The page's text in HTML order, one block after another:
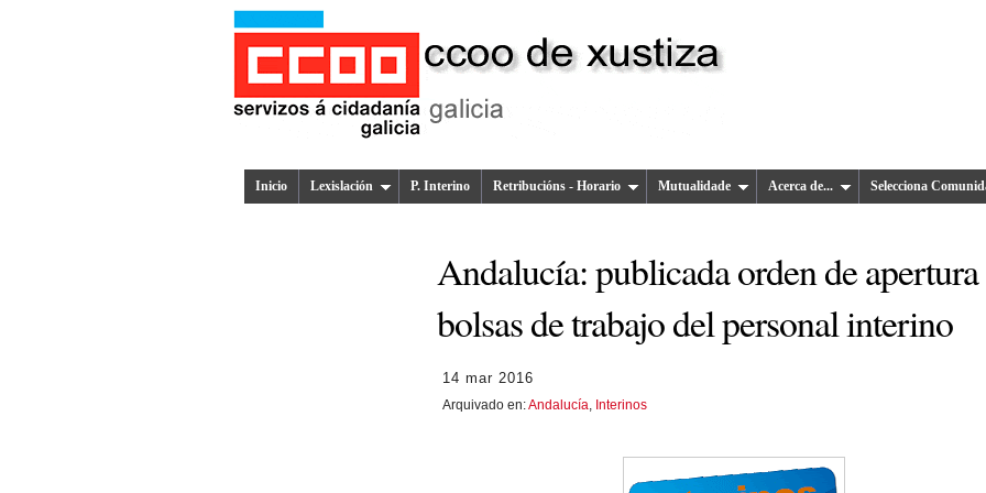
Inicio Lexislación P. Interino Retribucións - Horario Mutualidade Acerca de... Selecciona
Andalucía: publicada orden de apertura
bolsas de trabajo del personal interino
14 mar 2016
Arquivado en:Andalucía Interinos